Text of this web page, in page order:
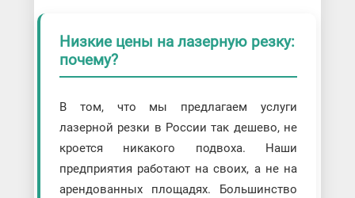
Низкие цены на лазерную резку:
почему?
В том, что мы предлагаем услуги
лазерной резки в России так дешево, не
кроется никакого подвоха. Наши
предприятия работают на своих, а не на
арендованных площадях. Большинство